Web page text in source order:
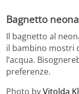
Bagnetto
Il bagnetto al
il bambino mostri
l’acqua.
preferenze.
Photo byVitolda